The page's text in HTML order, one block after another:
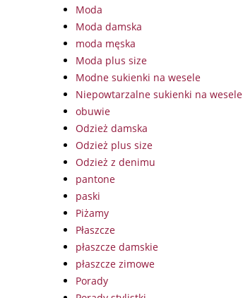
Moda
Moda damska
moda męska
Moda plus size
Modne sukienki na wesele
Niepowtarzalne sukienki na wesele
obuwie
Odzież damska
Odzież plus size
Odzież z denimu
pantone
paski
Piżamy
Płaszcze
płaszcze damskie
płaszcze zimowe
Porady